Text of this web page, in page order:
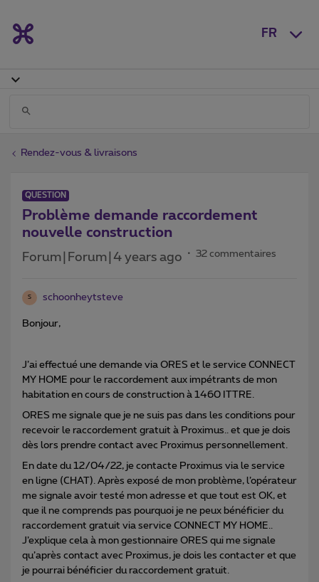
FR
Rendez-vous & livraisons
QUESTION
Problème demande raccordement
nouvelle construction
Forum|Forum|4 years ago 32 commentaires
S schoonheytsteve
Bonjour,
J’ai effectué une demande via ORES et le service CONNECT
MY HOME pour le raccordement aux impétrants de mon
habitation en cours de construction à 1460 ITTRE.
ORES me signale que je ne suis pas dans les conditions pour
recevoir le raccordement gratuit à Proximus.. et que je dois
dès lors prendre contact avec Proximus personnellement.
En date du 12/04/22, je contacte Proximus via le service
en ligne (CHAT). Après exposé de mon problème, l’opérateur
me signale avoir testé mon adresse et que tout est OK, et
que il ne comprends pas pourquoi je ne peux bénéficier du
raccordement gratuit via service CONNECT MY HOME..
J’explique cela à mon gestionnaire ORES qui me signale
qu’après contact avec Proximus, je dois les contacter et que
je pourrai bénéficier du raccordement gratuit.